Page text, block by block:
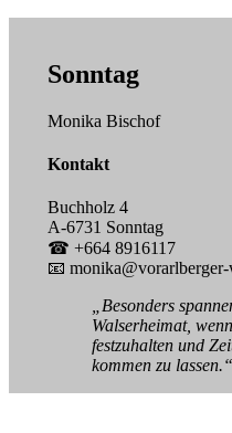
Sonntag
Monika Bischof
Kontakt
Buchholz 4
A-6731 Sonntag
☎ +664 8916117
📧
„Besonders
Walserheimat,
festzuhalten und
kommen zu lassen.“